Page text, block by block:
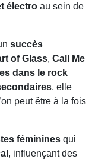
électro au sein de
succès
of Glass, Call Me
dans le rock
, elle
peut être à la fois
féminines qui
, influençant des